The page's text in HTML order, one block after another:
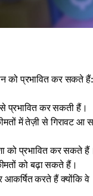
को प्रभावित कर सकते हैं:
से प्रभावित कर सकती हैं।
में तेज़ी से गिरावट आ
को प्रभावित कर सकते
को बढ़ा सकते हैं।
आकर्षित करते हैं क्योंकि वे